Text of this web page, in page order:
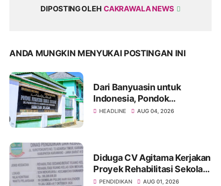
DIPOSTING OLEH CAKRAWALA NEWS
ANDA MUNGKIN MENYUKAI POSTINGAN INI
Dari Banyuasin untuk
Indonesia, Pondok
Pesantren Sabilul Hasanah
HEADLINE AUG 04, 2026
Diduga CV Agitama Kerjakan
Proyek Rehabilitasi Sekolah
SDN Mekarjaya 1 Asal Jadi.
PENDIDIKAN AUG 01, 2026